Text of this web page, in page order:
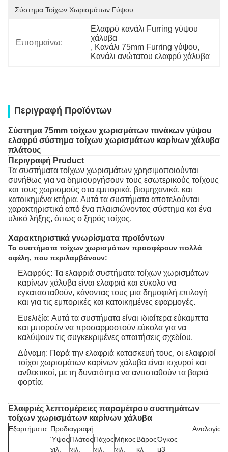
Σύστημα Τοίχων Χωρισμάτων Γύψου
Επισημαίνω:
Ελαφρύ κανάλι Furring γύψου
χάλυβα
, Κανάλι 75mm Furring γύψου,
Κανάλι ανώτατου ελαφρύ χάλυβα
Περιγραφή Προϊόντων
Σύστημα 75mm τοίχων χωρισμάτων πινάκων γύψου
ελαφρύ σύστημα τοίχων χωρισμάτων καρίνων χάλυβα
πλάτους
Περιγραφή Pruduct
Τα συστήματα τοίχων χωρισμάτων χρησιμοποιούνται
συνήθως για να δημιουργήσουν τους εσωτερικούς τοίχους
και τους χωρισμούς στα εμπορικά, βιομηχανικά, και
κατοικημένα κτήρια. Αυτά τα συστήματα αποτελούνται
χαρακτηριστικά από ένα πλαισιώνοντας σύστημα και ένα
υλικό λήξης, όπως ο ξηρός τοίχος.
Χαρακτηριστικά γνωρίσματα προϊόντων
Τα συστήματα τοίχων χωρισμάτων προσφέρουν πολλά
οφέλη, που περιλαμβάνουν:
Ελαφρύς: Τα ελαφριά συστήματα τοίχων χωρισμάτων
καρίνων χάλυβα είναι ελαφριά και εύκολο να
εγκατασταθούν, κάνοντας τους μια δημοφιλή επιλογή
και για τις εμπορικές και κατοικημένες εφαρμογές.
Ευελιξία: Αυτά τα συστήματα είναι ιδιαίτερα εύκαμπτα
και μπορούν να προσαρμοστούν εύκολα για να
καλύψουν τις συγκεκριμένες απαιτήσεις σχεδίου.
Δύναμη: Παρά την ελαφριά κατασκευή τους, οι ελαφριοί
τοίχοι χωρισμάτων καρίνων χάλυβα είναι ισχυροί και
ανθεκτικοί, με τη δυνατότητα να αντισταθούν τα βαριά
φορτία.
Ελαφριές λεπτομέρειες παραμέτρου συστημάτων
τοίχων χωρισμάτων καρίνων χάλυβα
Εξαρτήματα Προδιαγραφή
Αναλογία
Ύψος
χιλ.
Πλάτος
χιλ.
Πάχος
χιλ.
Μήκος
χιλ.
Βάρος
κλ
Όγκος
μ3